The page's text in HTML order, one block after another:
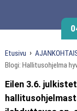
Etusivu
Blogi: Hallitusohjelma
Eilen 3.6.